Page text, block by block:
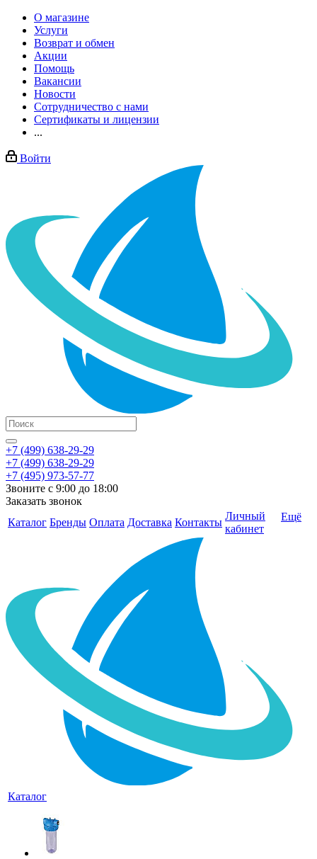
О магазине
Услуги
Возврат и обмен
Акции
Помощь
Вакансии
Новости
Сотрудничество с нами
Сертификаты и лицензии
...
Войти
+7 (499) 638-29-29
+7 (499) 638-29-29
+7 (495) 973-57-77
Звоните с 9:00 до 18:00
Заказать звонок
Каталог Бренды Оплата Доставка Контакты
Личный
кабинет
Ещё
Каталог